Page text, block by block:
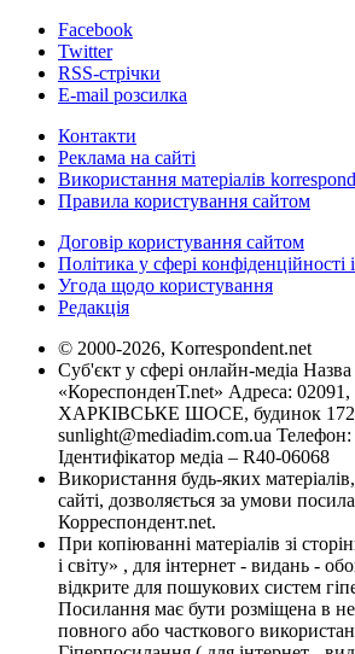
Facebook
Twitter
RSS-стрічки
E-mail розсилка
Контакти
Реклама на сайті
Використання матеріалів
Правила користування сайтом
Договір користування сайтом
Політика у сфері
Угода щодо користування
Редакція
© 2000-2026, Korrespondent.net
Суб'єкт у сфері онлайн-медіа
«КореспонденТ.net» Адреса: 02091,
ХАРКІВСЬКЕ ШОСЕ, будинок 172-
sunlight@mediadim.com.ua Телефон:
Ідентифікатор медіа – R40-06068
Використання будь-яких
сайті, дозволяється за умови
Корреспондент.net.
При копіюванні матеріалів зі
і світу» , для інтернет - видань -
відкрите для пошукових систем
Посилання має бути розміщена в
повного або часткового